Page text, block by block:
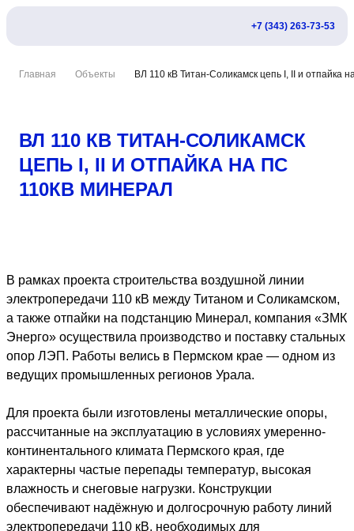
+7 (343) 263-73-53
Главная Объекты ВЛ 110 кВ Титан-Соликамск цепь I, II и отпайка
ВЛ 110 КВ ТИТАН-СОЛИКАМСК
ЦЕПЬ I, II И ОТПАЙКА НА ПС
110КВ МИНЕРАЛ
В рамках проекта строительства воздушной линии
электропередачи 110 кВ между Титаном и Соликамском,
а также отпайки на подстанцию Минерал, компания «ЗМК
Энерго» осуществила производство и поставку стальных
опор ЛЭП. Работы велись в Пермском крае — одном из
ведущих промышленных регионов Урала.
Для проекта были изготовлены металлические опоры,
рассчитанные на эксплуатацию в условиях умеренно-
континентального климата Пермского края, где
характерны частые перепады температур, высокая
влажность и снеговые нагрузки. Конструкции
обеспечивают надёжную и долгосрочную работу линий
электропередачи 110 кВ, необходимых для